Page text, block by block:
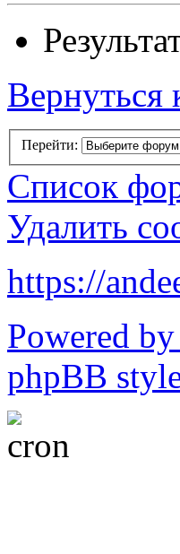
Вернуться
Перейти:
Список
Удалить
https://
Powered
phpBB